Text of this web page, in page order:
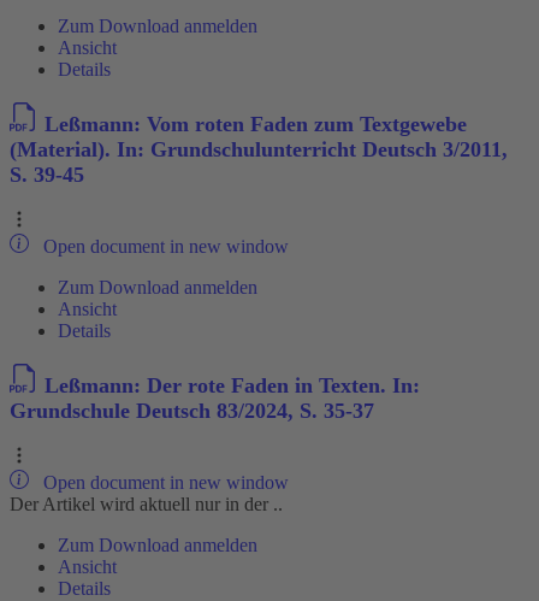
Zum Download anmelden
Ansicht
Details
Leßmann: Vom roten Faden zum Textgewebe
(Material). In: Grundschulunterricht Deutsch 3/2011,
S. 39-45
Open document in new window
Zum Download anmelden
Ansicht
Details
Leßmann: Der rote Faden in Texten. In:
Grundschule Deutsch 83/2024, S. 35-37
Open document in new window
Der Artikel wird aktuell nur in der ..
Zum Download anmelden
Ansicht
Details